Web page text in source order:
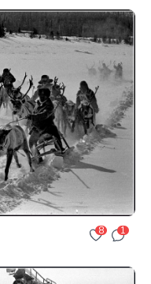
8 1